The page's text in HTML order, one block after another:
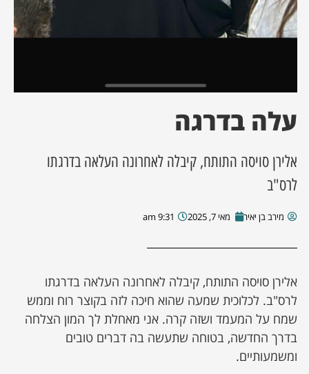
עלה בדרגה
אלירן סויסה התותח, קיבלה לאחרונה העלאה בדרגתו
לרס"ב
מירב בן יאיר מאי 7, 2025 9:31 am
אלירן סויסה התותח, קיבלה לאחרונה העלאה בדרגתו
לרס"ב. לכלוכית שמעה שהוא חיכה לזה בקוצר רוח וממש
שמח על המעמד ושזה קרה. אני מאחלת לך המון הצלחה
בדרך החדשה, בטוחה שתעשה בה דברים טובים
ומשמעותיים.